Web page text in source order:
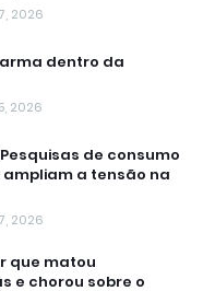
2026
dentro da
2026
de consumo
a tensão na
2026
que matou
e chorou sobre o